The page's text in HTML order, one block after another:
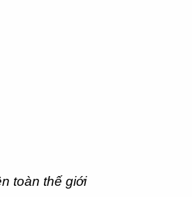
toàn thế giới